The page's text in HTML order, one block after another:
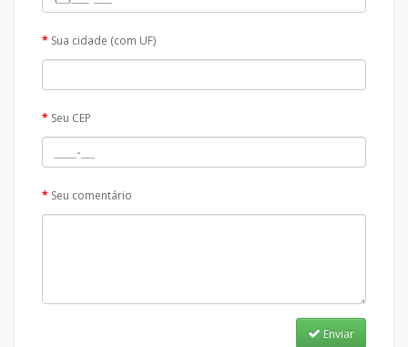
Sua cidade (com UF)
Seu CEP
Seu comentário
Enviar